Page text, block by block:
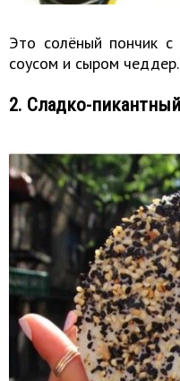
Это солёный пончик с
соусом и сыром
2. Сладко-